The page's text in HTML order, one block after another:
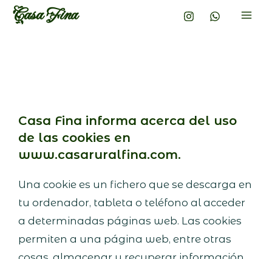
Casa Fina
Casa Fina informa acerca del uso
de las cookies en
www.casaruralfina.com.
Una cookie es un fichero que se descarga en
tu ordenador, tableta o teléfono al acceder
a determinadas páginas web. Las cookies
permiten a una página web, entre otras